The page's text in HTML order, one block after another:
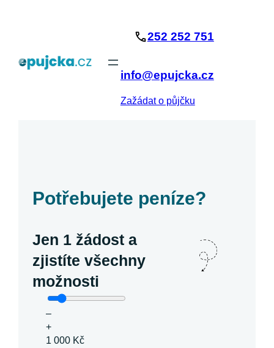
252 252 751
info@epujcka.cz
Zažádat o půjčku
Potřebujete peníze?
Jen 1 žádost a
zjistíte všechny
možnosti
–
+
1 000 Kč